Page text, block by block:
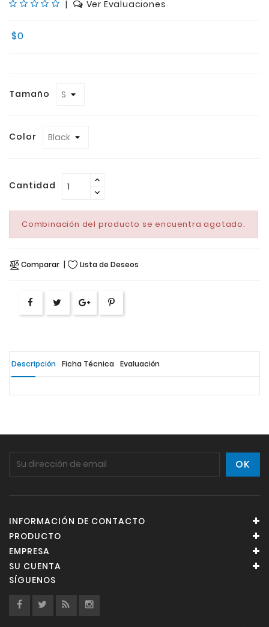
| Ver Evaluaciones
$0
Tamaño
Color
Cantidad
Combinación del producto se encuentra agotado.
Comparar Lista de Deseos
Descripción Ficha Técnica Evaluación
INFORMACIÓN DE CONTACTO
PRODUCTO
EMPRESA
SU CUENTA
SÍGUENOS